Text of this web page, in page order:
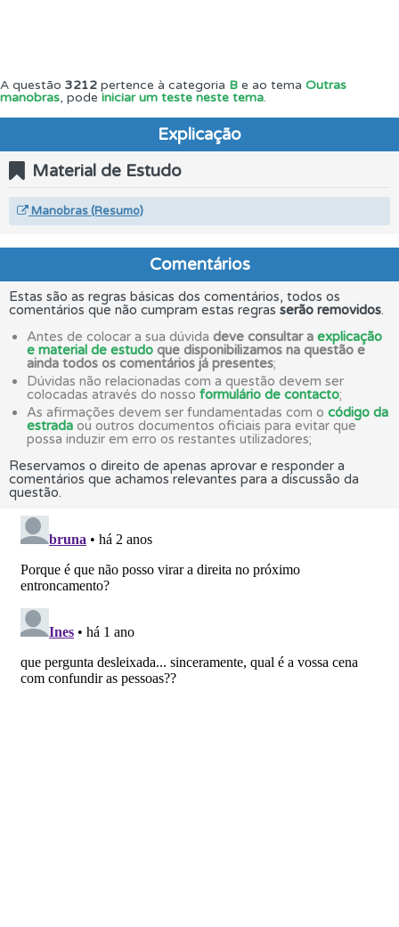
A questão 3212 pertence à categoria B e ao tema Outras
manobras, pode iniciar um teste neste tema.
Explicação
Material de Estudo
Manobras (Resumo)
Comentários
Estas são as regras básicas dos comentários, todos os
comentários que não cumpram estas regras serão removidos.
Antes de colocar a sua dúvida deve consultar a explicação
e material de estudo que disponibilizamos na questão e
ainda todos os comentários já presentes;
Dúvidas não relacionadas com a questão devem ser
colocadas através do nosso formulário de contacto;
As afirmações devem ser fundamentadas com o código da
estrada ou outros documentos oficiais para evitar que
possa induzir em erro os restantes utilizadores;
Reservamos o direito de apenas aprovar e responder a
comentários que achamos relevantes para a discussão da
questão.